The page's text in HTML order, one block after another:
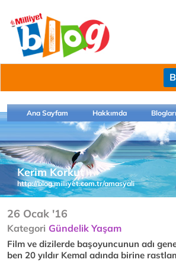
Ana Sayfam Hakkımda
Kerim Korkut
http://blog.milliyet.com.tr/amasyali
26 Ocak '16
Kategori Gündelik Yaşam
Film ve dizilerde başoyuncunun adı
ben 20 yıldır Kemal adında birine